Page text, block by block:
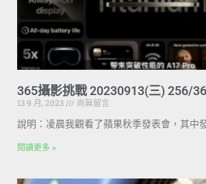
365攝影挑戰 20230913(三) 256/
13 9 月, 2023
尚無留言
說明：凌晨我觀看了蘋果秋季發表會，其中
閱讀更多 »